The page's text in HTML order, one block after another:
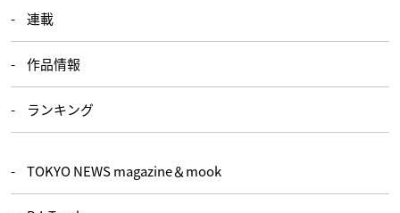
連載
作品情報
ランキング
TOKYO NEWS magazine＆mook